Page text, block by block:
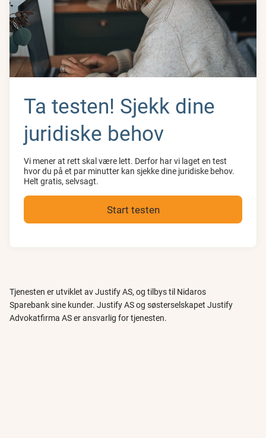
Ta testen! Sjekk dine
juridiske behov
Vi mener at rett skal være lett. Derfor har vi laget en test
hvor du på et par minutter kan sjekke dine juridiske behov.
Helt gratis, selvsagt.
Start testen
Tjenesten er utviklet av Justify AS, og tilbys til Nidaros
Sparebank sine kunder. Justify AS og søsterselskapet Justify
Advokatfirma AS er ansvarlig for tjenesten.